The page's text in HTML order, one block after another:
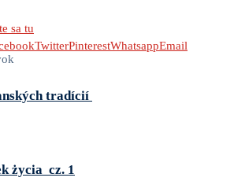
sa tu
TwitterPinterestWhatsappEmail
tradícií
życia cz. 1